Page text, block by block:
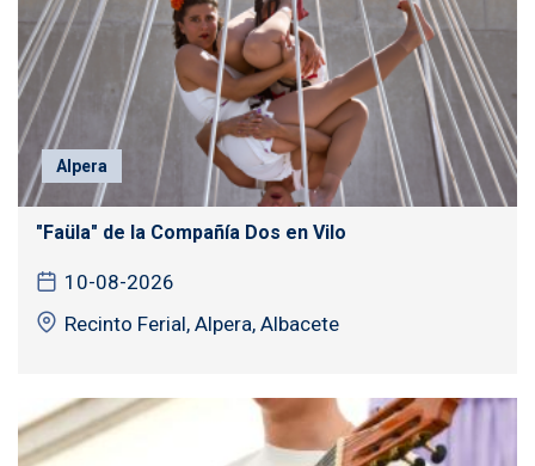
Alpera
"Faüla" de la Compañía Dos en Vilo
10-08-2026
Recinto Ferial, Alpera, Albacete